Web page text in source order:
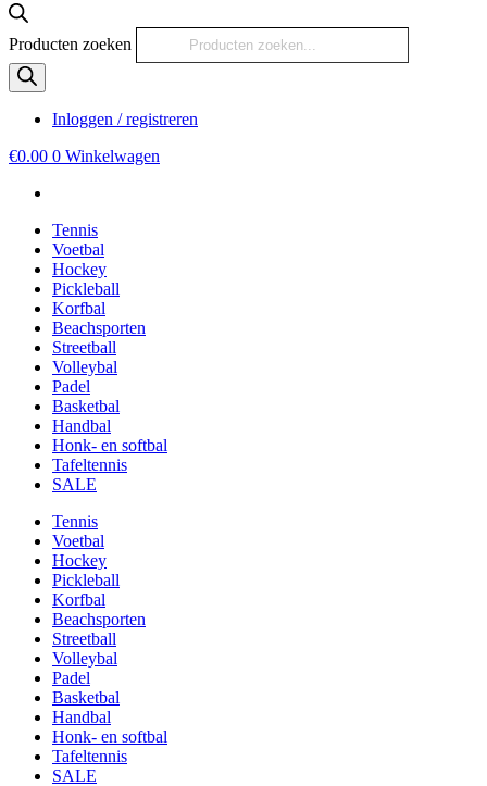
Producten zoeken
Inloggen / registreren
€0.00 0 Winkelwagen
Tennis
Voetbal
Hockey
Pickleball
Korfbal
Beachsporten
Streetball
Volleybal
Padel
Basketbal
Handbal
Honk- en softbal
Tafeltennis
SALE
Tennis
Voetbal
Hockey
Pickleball
Korfbal
Beachsporten
Streetball
Volleybal
Padel
Basketbal
Handbal
Honk- en softbal
Tafeltennis
SALE